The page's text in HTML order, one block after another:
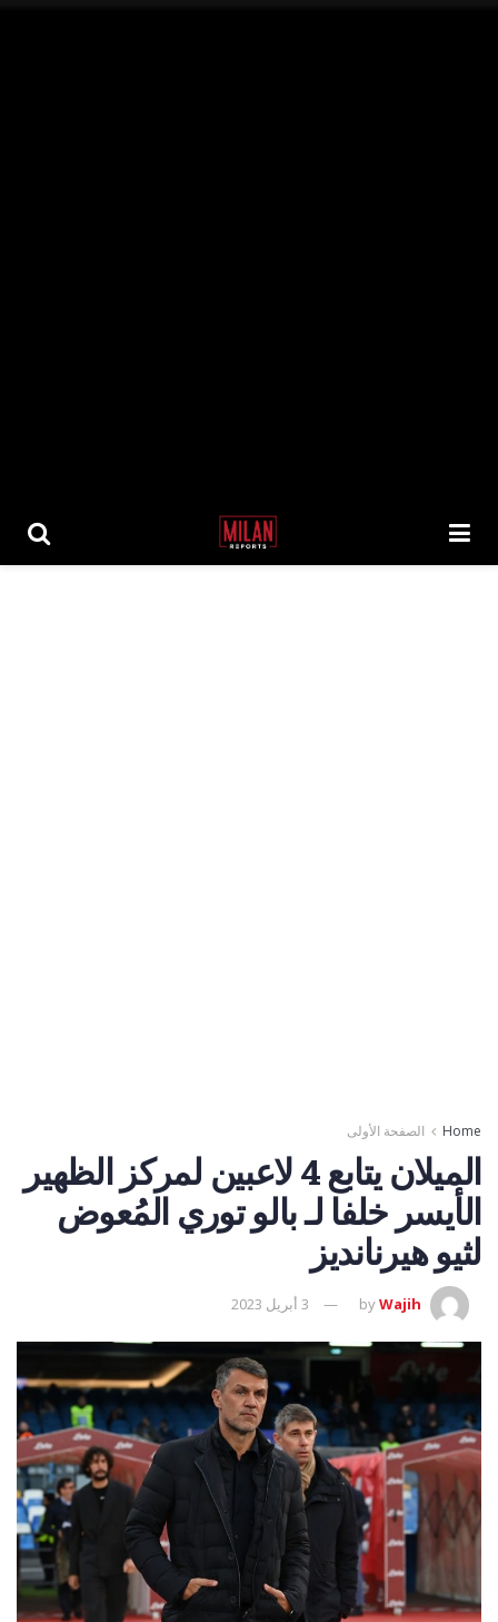
Home الصفحة الأولى
الميلان يتابع 4 لاعبين لمركز الظهير
الأيسر خلفا لـ بالو توري المُعوض
لثيو هيرنانديز
byWajih 3 أبريل 2023